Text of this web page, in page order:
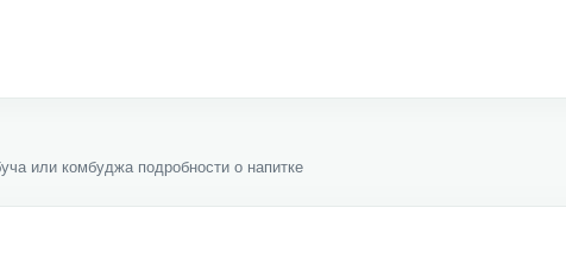
или комбуджа подробности о напитке